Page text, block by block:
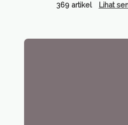
369 artikel Lihat